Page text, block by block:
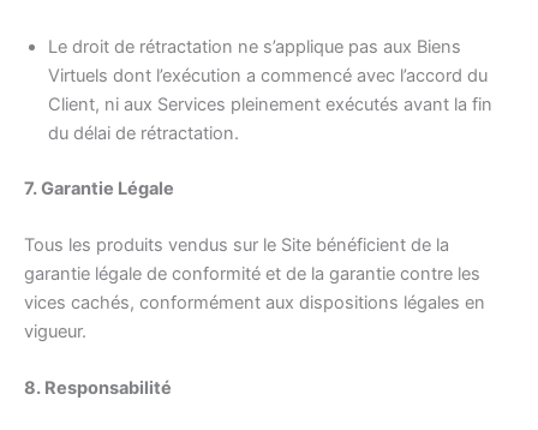
Le droit de rétractation ne s’applique pas aux Biens
Virtuels dont l’exécution a commencé avec l’accord du
Client, ni aux Services pleinement exécutés avant la fin
du délai de rétractation.
7. Garantie Légale
Tous les produits vendus sur le Site bénéficient de la
garantie légale de conformité et de la garantie contre les
vices cachés, conformément aux dispositions légales en
vigueur.
8. Responsabilité